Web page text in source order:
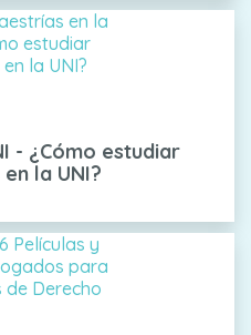
- ¿Cómo estudiar
la UNI?